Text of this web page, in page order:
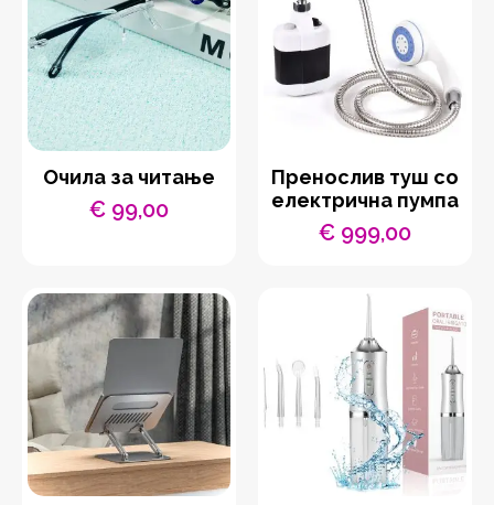
Очила за читање
€ 99,00
Пренослив туш со
електрична пумпа
€ 999,00